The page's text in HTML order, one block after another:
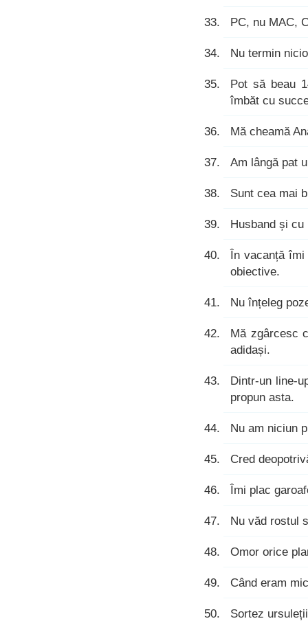
PC, nu MAC,
Nu termin
Pot să beau
îmbăt cu
Mă cheamă
Am lângă pat
Sunt cea mai
Husband și cu
În vacanță
obiective.
Nu înțeleg
Mă zgârcesc
adidași.
Dintr-un line-
propun asta.
Nu am niciun
Cred
Îmi plac
Nu văd rostul
Omor orice
Când eram
Sortez